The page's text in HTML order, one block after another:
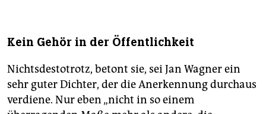
Kein Gehör in der Öffentlichkeit
Nichtsdestotrotz, betont sie, sei Jan Wagner ein
sehr guter Dichter, der die Anerkennung durchaus
verdiene. Nur eben „nicht in so einem